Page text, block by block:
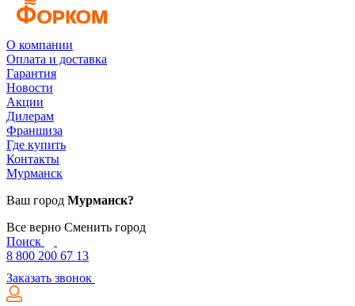
О компании
Оплата и доставка
Гарантия
Новости
Акции
Дилерам
Франшиза
Где купить
Контакты
Мурманск
Ваш город Мурманск?
Все верно Сменить город
Поиск
8 800 200 67 13
Заказать звонок